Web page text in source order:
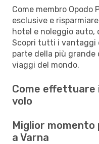
Come membro
esclusive e
hotel e noleggio
Scopri tutti i vantaggi
parte della più
viaggi del mondo.
Come effettuare
volo
Miglior momento
a Varna